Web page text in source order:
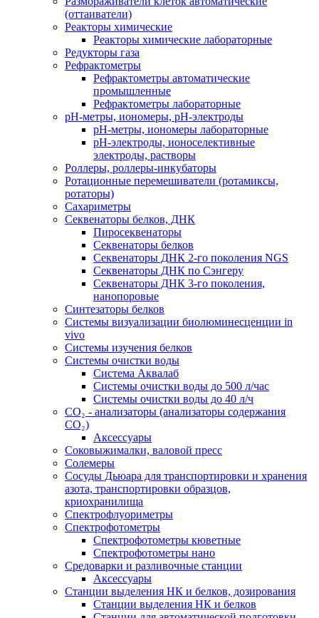
(оттаиватели)
Реакторы химические
Реакторы химические лабораторные
Редукторы газа
Рефрактометры
Рефрактометры автоматические
промышленные
Рефрактометры лабораторные
рН-метры, иономеры, рН-электроды
рН-метры, иономеры лабораторные
рН-электроды, ионоселективные
электроды, растворы
Роллеры, роллеры-инкубаторы
Ротационные перемешиватели (ротамиксы,
ротаторы)
Сахариметры
Секвенаторы белков, ДНК
Пиросеквенаторы
Секвенаторы белков
Секвенаторы ДНК 2-го поколения NGS
Секвенаторы ДНК по Сэнгеру
Секвенаторы ДНК 3-го поколения,
нанопоровые
Синтезаторы белков
Системы визуализации биолюминесценции in
vivo
Системы изучения белков
Системы очистки воды
Система Аквалаб
Системы очистки воды до 500 л/час
Системы очистки воды до 40 л/ч
СО₂ - анализаторы (анализаторы содержания
СО₂)
Аксессуары
Соковыжималки, валовой пресс
Солемеры
Сосуды Дьюара для транспортировки и хранения
азота, транспортировки образцов,
криохранилища
Спектрофлуориметры
Спектрофотометры
Спектрофотометры кюветные
Спектрофотометры нано
Средоварки и разливочные станции
Аксессуары
Станции выделения НК и белков, дозирования
Станции выделения НК и белков